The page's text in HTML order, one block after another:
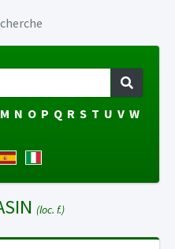
M N O P Q R S T U V W
(loc. f.)